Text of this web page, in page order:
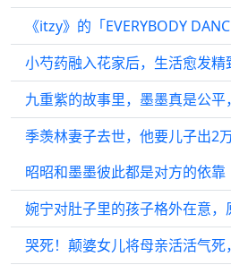
九重紫的故事里，墨墨真是公
昭昭和墨墨彼此都是对方的依靠